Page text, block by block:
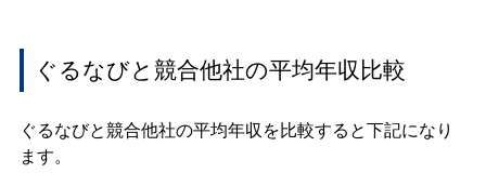
ぐるなびと競合他社の平均年収比較
ぐるなびと競合他社の平均年収を比較すると下記になり
ます。